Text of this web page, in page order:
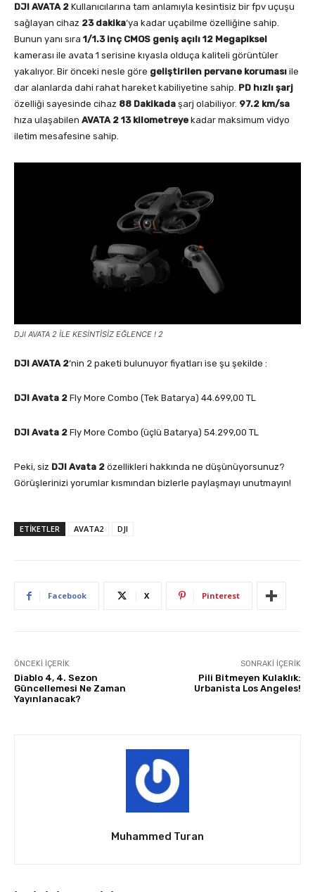
DJI AVATA 2 Kullanıcılarına tam anlamıyla kesintisiz bir fpv uçuşu
sağlayan cihaz 23 dakika‘ya kadar uçabilme özelliğine sahip.
Bunun yanı sıra 1/1.3 inç CMOS geniş açılı 12 Megapiksel
kamerası ile avata 1 serisine kıyasla olduça kaliteli görüntüler
yakalıyor. Bir önceki nesle göre geliştirilen pervane koruması ile
dar alanlarda dahi rahat hareket kabiliyetine sahip. PD hızlı şarj
özelliği sayesinde cihaz 88 Dakikada şarj olabiliyor. 97.2 km/sa
hıza ulaşabilen AVATA 2 13 kilometreye kadar maksimum vidyo
iletim mesafesine sahip.
DJI AVATA 2 İLE KESİNTİSİZ EĞLENCE ! 2
DJI AVATA 2‘nin 2 paketi bulunuyor fiyatları ise şu şekilde :
DJI Avata 2 Fly More Combo (Tek Batarya) 44.699,00 TL
DJI Avata 2 Fly More Combo (üçlü Batarya) 54.299,00 TL
Peki, siz DJI Avata 2 özellikleri hakkında ne düşünüyorsunuz?
Görüşlerinizi yorumlar kısmından bizlerle paylaşmayı unutmayın!
ETIKETLER AVATA2 DJI
Facebook X Pinterest
ÖNCEKI İÇERIK
Diablo 4, 4. Sezon
Güncellemesi Ne Zaman
Yayınlanacak?
SONRAKI İÇERIK
Pili Bitmeyen Kulaklık:
Urbanista Los Angeles!
Muhammed Turan